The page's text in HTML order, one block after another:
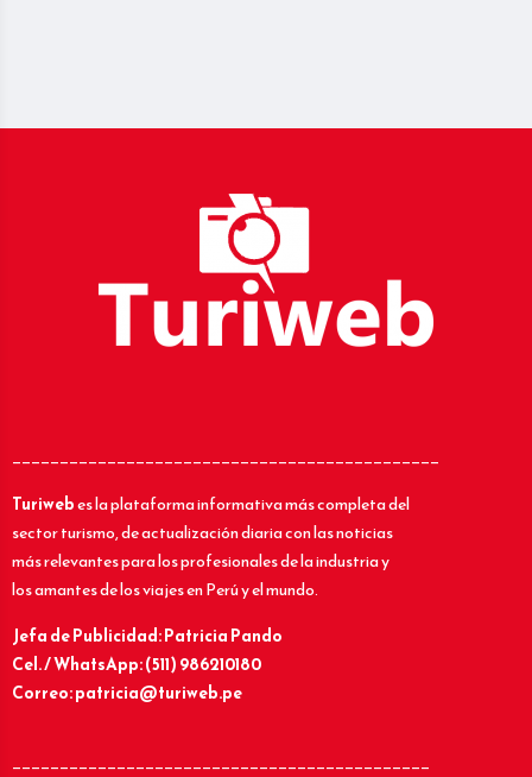
_____________________________________________
Turiwebes la plataforma informativa más completa del
sector turismo, de actualización diaria con las noticias
más relevantes para los profesionales de la industria y
los amantes de los viajes en Perú y el mundo.
Jefa de Publicidad: Patricia Pando
Cel. / WhatsApp: (511) 986210180
Correo: patricia@turiweb.pe
____________________________________________